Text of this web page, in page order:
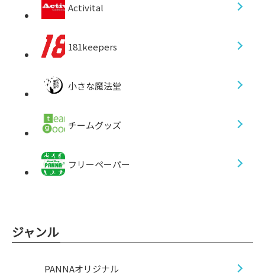
Activital
181keepers
小さな魔法堂
チームグッズ
フリーペーパー
ジャンル
PANNAオリジナル